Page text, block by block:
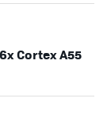
Cortex A55